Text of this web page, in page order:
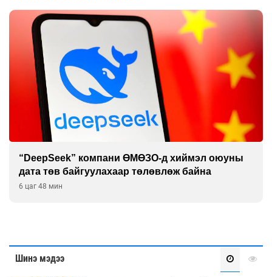
“DeepSeek” компани ӨМӨЗО-д хиймэл оюуны
дата төв байгуулахаар төлөвлөж байна
6 цаг 48 мин
Шинэ мэдээ